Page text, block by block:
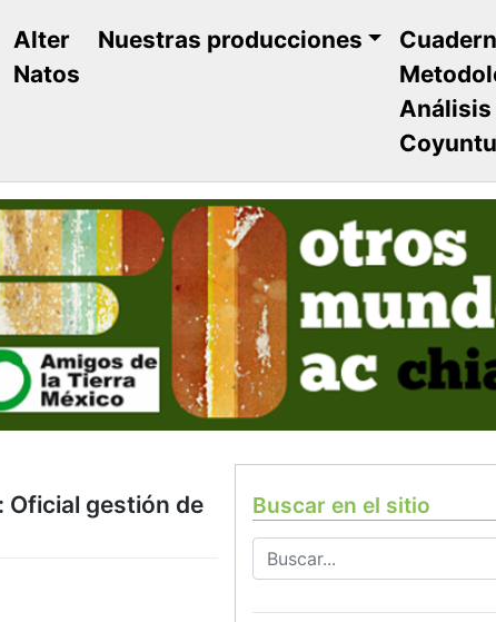
Alter
Natos
Nuestras producciones
Análisis
Oficial gestión de
Buscar en el sitio